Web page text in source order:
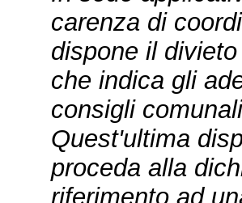
carenza di
dispone il
che indica gli
consigli
Quest'ultima
proceda alla
riferimento ad